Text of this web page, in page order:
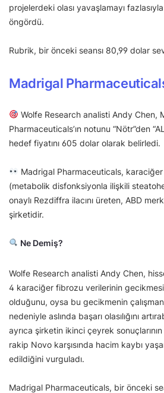
projelerdeki olası yavaşlamayı
öngördü.
Rubrik, bir önceki seansı 80,99 dolar
Madrigal
Wolfe Research analisti Andy Chen,
Pharmaceuticals’ın notunu “Nötr”den
hedef fiyatını 605 dolar olarak belirledi.
Madrigal Pharmaceuticals, karaciğer
(metabolik disfonksiyonla ilişkili
onaylı Rezdiffra ilacını üreten, ABD
şirketidir.
Ne Demiş?
Wolfe Research analisti Andy Chen,
4 karaciğer fibrozu verilerinin
olduğunu, oysa bu gecikmenin
nedeniyle aslında başarı olasılığını
ayrıca şirketin ikinci çeyrek sonuçlarının
rakip Novo karşısında hacim kaybı
edildiğini vurguladı.
Madrigal Pharmaceuticals, bir önceki